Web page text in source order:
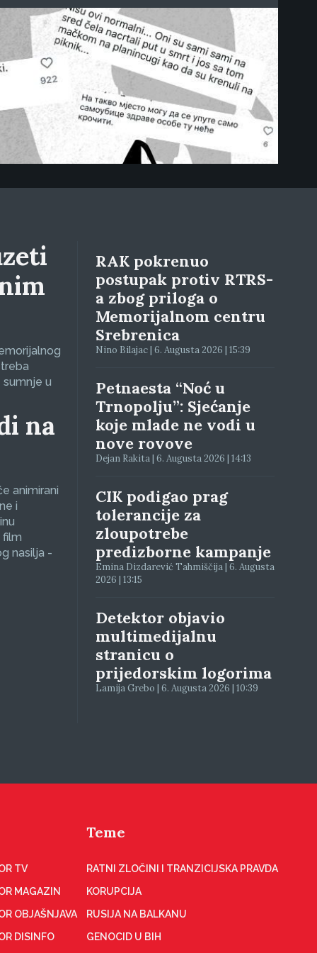
u
na
animirani
i
film
nasilja -
RAK pokrenuo
postupak protiv RTRS-
a zbog priloga o
Memorijalnom centru
Srebrenica
Nino Bilajac | 6. Augusta 2026 | 15:39
Petnaesta “Noć u
Trnopolju”: Sjećanje
koje mlade ne vodi u
nove rovove
Dejan Rakita | 6. Augusta 2026 | 14:13
CIK podigao prag
tolerancije za
zloupotrebe
predizborne kampanje
Emina Dizdarević Tahmiščija | 6. Augusta
2026 | 13:15
Detektor objavio
multimedijalnu
stranicu o
prijedorskim logorima
Lamija Grebo | 6. Augusta 2026 | 10:39
TV
MAGAZIN
OBJAŠNJAVA
DISINFO
Teme
RATNI ZLOČINI I TRANZICIJSKA PRAVDA
KORUPCIJA
RUSIJA NA BALKANU
GENOCID U BIH